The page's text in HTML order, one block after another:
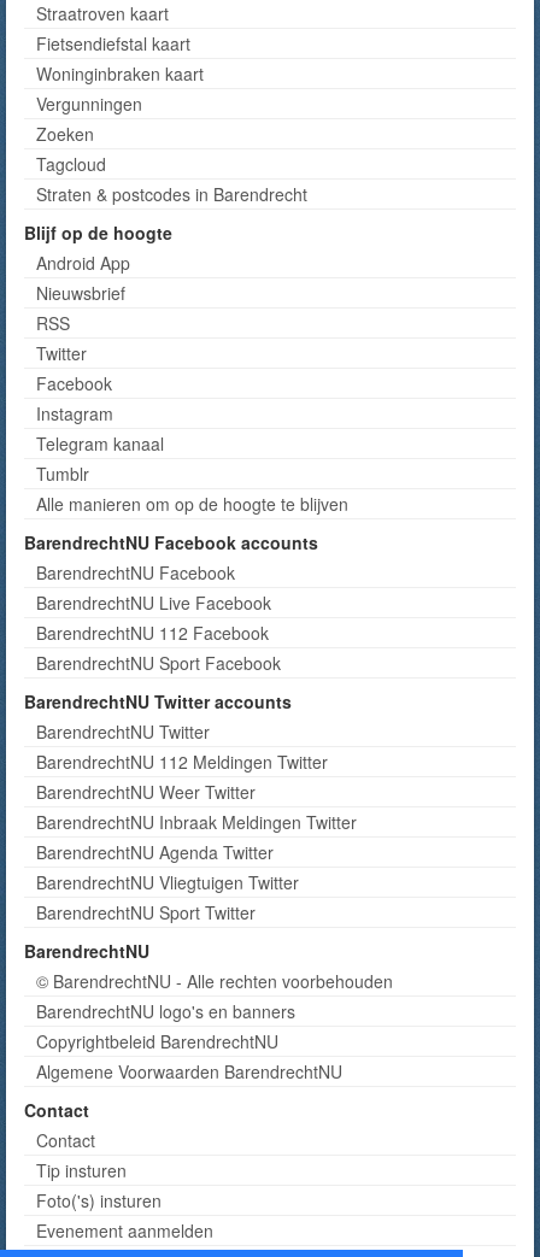
Straatroven kaart
Fietsendiefstal kaart
Woninginbraken kaart
Vergunningen
Zoeken
Tagcloud
Straten & postcodes in Barendrecht
Blijf op de hoogte
Android App
Nieuwsbrief
RSS
Twitter
Facebook
Instagram
Telegram kanaal
Tumblr
Alle manieren om op de hoogte te blijven
BarendrechtNU Facebook accounts
BarendrechtNU Facebook
BarendrechtNU Live Facebook
BarendrechtNU 112 Facebook
BarendrechtNU Sport Facebook
BarendrechtNU Twitter accounts
BarendrechtNU Twitter
BarendrechtNU 112 Meldingen Twitter
BarendrechtNU Weer Twitter
BarendrechtNU Inbraak Meldingen Twitter
BarendrechtNU Agenda Twitter
BarendrechtNU Vliegtuigen Twitter
BarendrechtNU Sport Twitter
BarendrechtNU
© BarendrechtNU - Alle rechten voorbehouden
BarendrechtNU logo's en banners
Copyrightbeleid BarendrechtNU
Algemene Voorwaarden BarendrechtNU
Contact
Contact
Tip insturen
Foto('s) insturen
Evenement aanmelden